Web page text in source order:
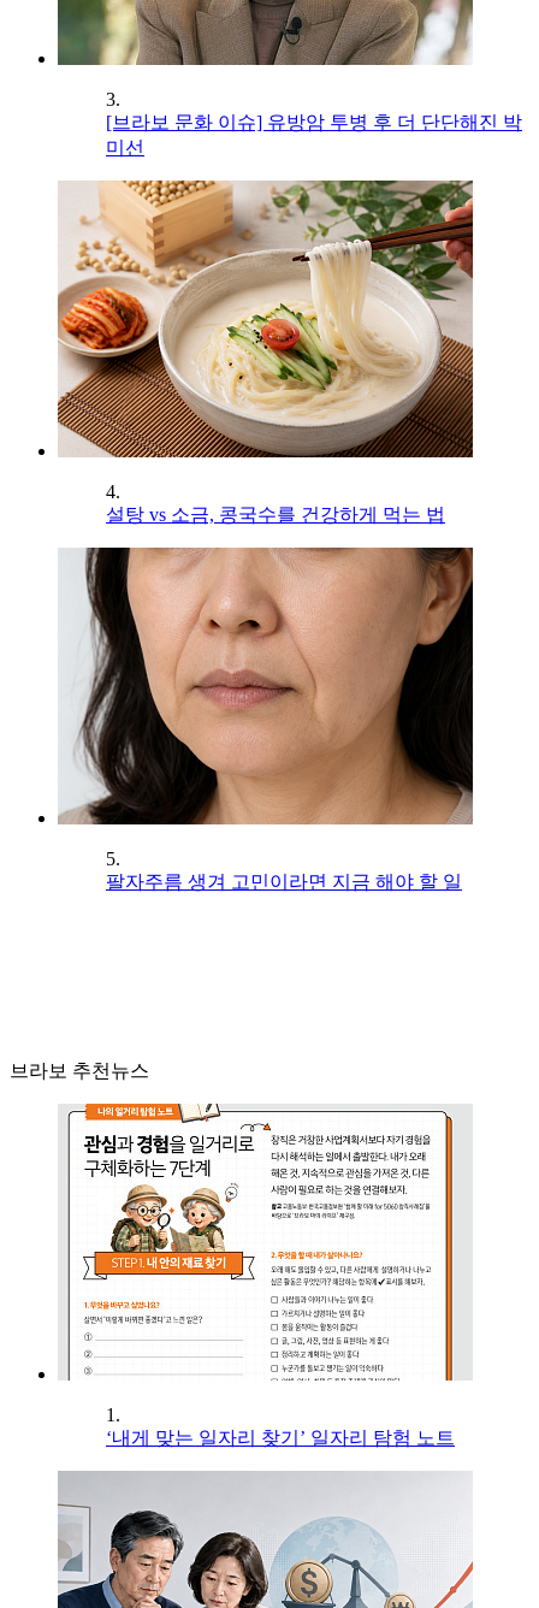
3.
[브라보 문화 이슈] 유방암 투병 후 더 단단해진 박
미선
4.
설탕 vs 소금, 콩국수를 건강하게 먹는 법
5.
팔자주름 생겨 고민이라면 지금 해야 할 일
브라보 추천뉴스
1.
‘내게 맞는 일자리 찾기’ 일자리 탐험 노트